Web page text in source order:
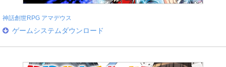
神話創世RPG アマデウス
ゲームシステムダウンロード